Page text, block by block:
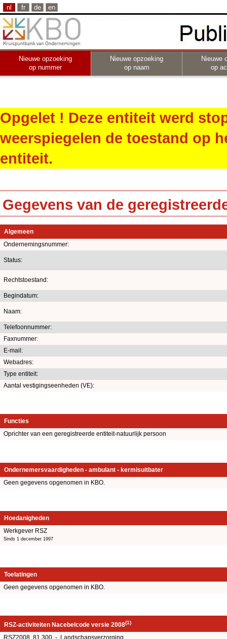
nl fr de en
Nieuwe opzoeking
op nummer
Nieuwe opzoeking
op naam
Nieuwe
op
Opgelet ! Deze entiteit werd
weerspiegelen de toestand op
entiteit.
Gegevens van de
Algemeen
Ondernemingsnummer:
Status:
Rechtstoestand:
Begindatum:
Naam:
Telefoonnummer:
Faxnummer:
E-mail:
Webadres:
Type entiteit:
Aantal vestigingseenheden (VE):
Functies
Oprichter van een geregistreerde entiteit-natuurlijk persoon
Ondernemersvaardigheden - ambulant - kermisuitbater
Geen gegevens opgenomen in KBO.
Hoedanigheden
Werkgever RSZ
Sinds 1 december 1997
Toelatingen
Geen gegevens opgenomen in KBO.
RSZ-activiteiten Nacebelcode versie 2008(1)
RSZ2008 81.300 - Landschapsverzorging